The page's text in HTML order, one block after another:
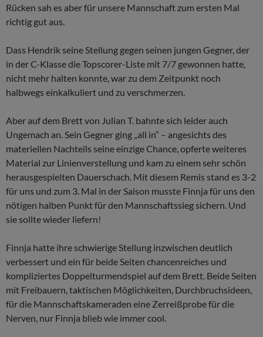
Rücken sah es aber für unsere Mannschaft zum ersten Mal
richtig gut aus.
Dass Hendrik seine Stellung gegen seinen jungen Gegner, der
in der C-Klasse die Topscorer-Liste mit 7/7 gewonnen hatte,
nicht mehr halten konnte, war zu dem Zeitpunkt noch
halbwegs einkalkuliert und zu verschmerzen.
Aber auf dem Brett von Julian T. bahnte sich leider auch
Ungemach an. Sein Gegner ging „all in“ – angesichts des
materiellen Nachteils seine einzige Chance, opferte weiteres
Material zur Linienverstellung und kam zu einem sehr schön
herausgespielten Dauerschach. Mit diesem Remis stand es 3-2
für uns und zum 3. Mal in der Saison musste Finnja für uns den
nötigen halben Punkt für den Mannschaftssieg sichern. Und
sie sollte wieder liefern!
Finnja hatte ihre schwierige Stellung inzwischen deutlich
verbessert und ein für beide Seiten chancenreiches und
kompliziertes Doppelturmendspiel auf dem Brett. Beide Seiten
mit Freibauern, taktischen Möglichkeiten, Durchbruchsideen,
für die Mannschaftskameraden eine Zerreißprobe für die
Nerven, nur Finnja blieb wie immer cool.